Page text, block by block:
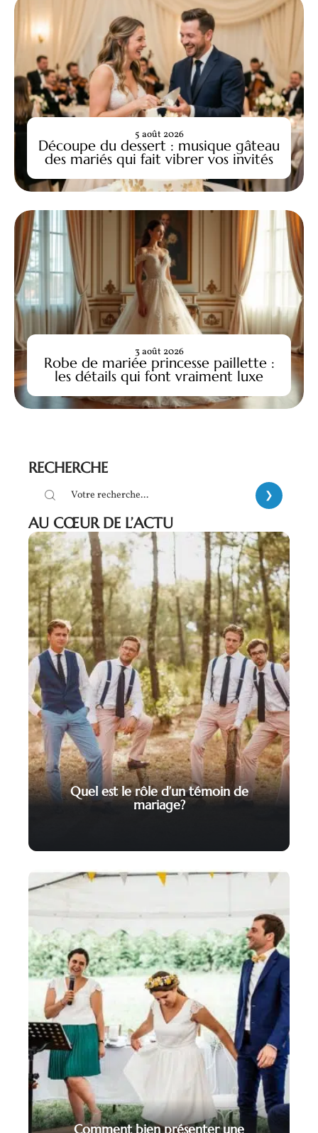
Découpe du dessert : musique gâteau
des mariés qui fait vibrer vos invités
5 août 2026
Robe de mariée princesse paillette :
les détails qui font vraiment luxe
3 août 2026
RECHERCHE
AU CŒUR DE L’ACTU
Quel est le rôle d’un témoin de
mariage?
Comment bien présenter une